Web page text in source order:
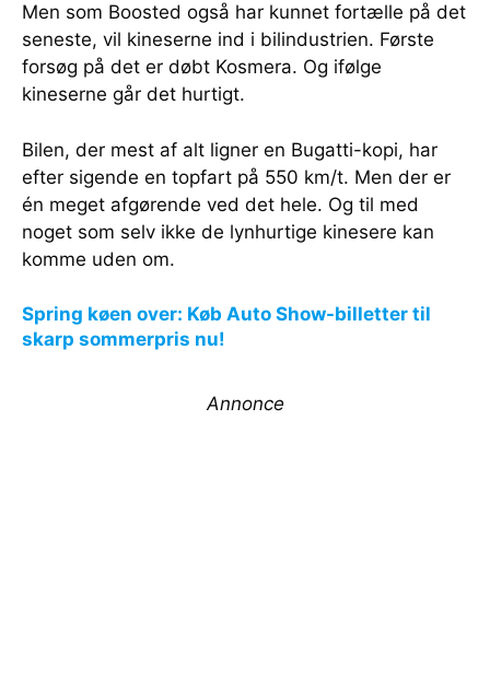
Men som Boosted også har kunnet fortælle på det
seneste, vil kineserne ind i bilindustrien. Første
forsøg på det er døbt Kosmera. Og ifølge
kineserne går det hurtigt.
Bilen, der mest af alt ligner en Bugatti-kopi, har
efter sigende en topfart på 550 km/t. Men der er
én meget afgørende ved det hele. Og til med
noget som selv ikke de lynhurtige kinesere kan
komme uden om.
Spring køen over: Køb Auto Show-billetter til
skarp sommerpris nu!
Annonce